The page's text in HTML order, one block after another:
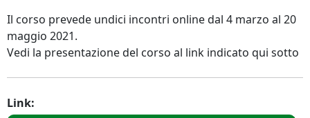
Il corso prevede undici incontri online dal 4 marzo al 20
maggio 2021.
Vedi la presentazione del corso al link indicato qui sotto
Link: